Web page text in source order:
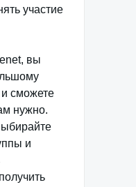
участие
вы
сможете
нужно.
и